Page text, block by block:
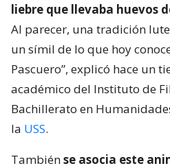
liebre que llevaba huevos
Al parecer, una tradición
un símil de lo que hoy
Pascuero”, explicó hace un
académico del Instituto de
Bachillerato en
la USS.
Tambiénse asocia este